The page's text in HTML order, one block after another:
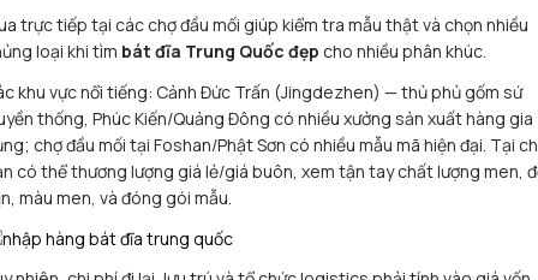
trực tiếp tại các chợ đầu mối giúp kiểm tra mẫu thật và chọn nhiều
loại khi tìm bát đĩa Trung Quốc đẹp cho nhiều phân khúc.
khu vực nổi tiếng: Cảnh Đức Trấn (Jingdezhen) — thủ phủ gốm sứ
thống, Phúc Kiến/Quảng Đông có nhiều xưởng sản xuất hàng gia
chợ đầu mối tại Foshan/Phật Sơn có nhiều mẫu mã hiện đại. Tại
có thể thương lượng giá lẻ/giá buôn, xem tận tay chất lượng men,
màu men, và đóng gói mẫu.